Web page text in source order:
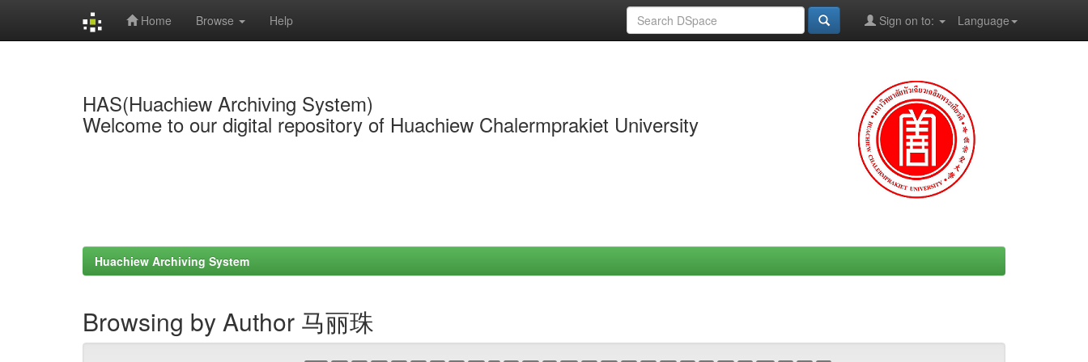
Home Browse Help Language
Sign on to:
HAS(Huachiew Archiving System)
Welcome to our digital repository of Huachiew Chalermprakiet University
Huachiew Archiving System
Browsing by Author 马丽珠